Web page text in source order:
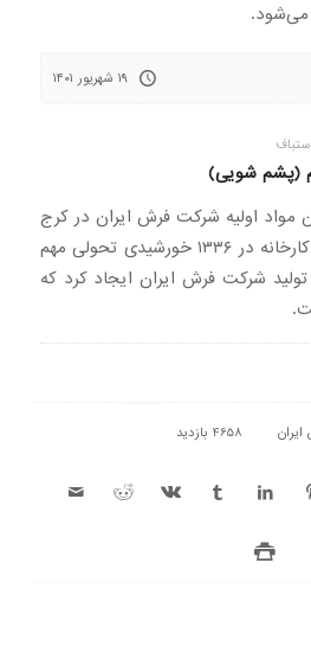
می‌شود.
۱۹ شهریور ۱۴۰۱
(پشم شویی)
مواد اولیه شرکت فرش ایران در کرج
قرار دارد. آغاز به کار این کارخانه در ۱۳۳۶ خورشیدی تحولی مهم
شرکت فرش ایران ایجاد کرد که
4658 بازدید